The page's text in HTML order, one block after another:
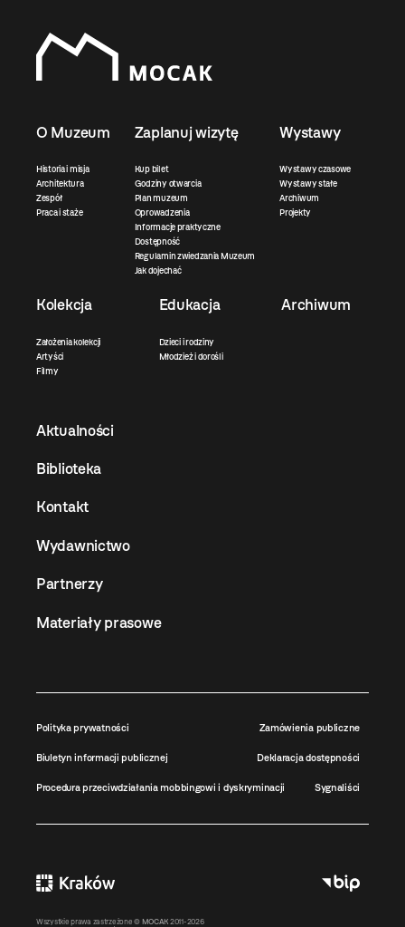
O Muzeum
Historia i misja
Architektura
Zespół
Praca i staże
Zaplanuj wizytę
Kup bilet
Godziny otwarcia
Plan muzeum
Oprowadzenia
Informacje praktyczne
Dostępność
Regulamin zwiedzania Muzeum
Jak dojechać
Wystawy
Wystawy czasowe
Wystawy stałe
Archiwum
Projekty
Kolekcja
Założenia kolekcji
Artyści
Filmy
Edukacja
Dzieci i rodziny
Młodzież i dorośli
Archiwum
Aktualności
Biblioteka
Kontakt
Wydawnictwo
Partnerzy
Materiały prasowe
Polityka prywatności Zamówienia publiczne
Biuletyn informacji publicznej Deklaracja dostępności
Procedura przeciwdziałania mobbingowi i dyskryminacji Sygnaliści
Wszystkie prawa zastrzeżone © MOCAK 2011-2026